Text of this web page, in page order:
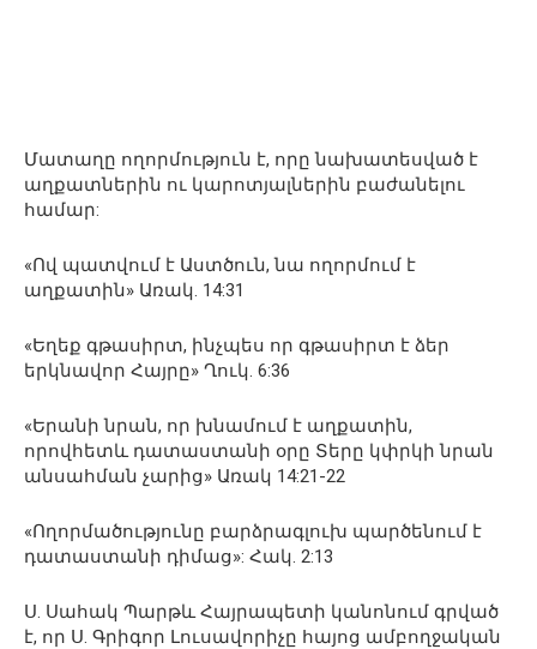
Մատաղը ողորմություն է, որը նախատեսված է
աղքատներին ու կարոտյալներին բաժանելու
համար:
«Ով պատվում է Աստծուն, նա ողորմում է
աղքատին» Առակ. 14:31
«Եղեք գթասիրտ, ինչպես որ գթասիրտ է ձեր
երկնավոր Հայրը» Ղուկ. 6:36
«Երանի նրան, որ խնամում է աղքատին,
որովհետև դատաստանի օրը Տերը կփրկի նրան
անսահման չարից» Առակ 14:21-22
«Ողորմածությունը բարձրագլուխ պարծենում է
դատաստանի դիմաց»: Հակ. 2:13
Ս. Սահակ Պարթև Հայրապետի կանոնում գրված
է, որ Ս. Գրիգոր Լուսավորիչը հայոց ամբողջական